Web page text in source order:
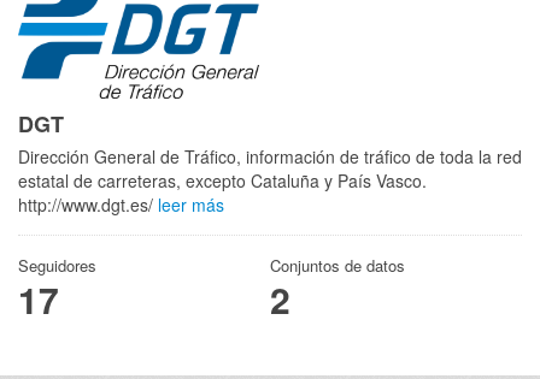
DGT
Dirección General de Tráfico, información de tráfico de toda la red
estatal de carreteras, excepto Cataluña y País Vasco.
http://www.dgt.es/ leer más
Seguidores
17
Conjuntos de datos
2